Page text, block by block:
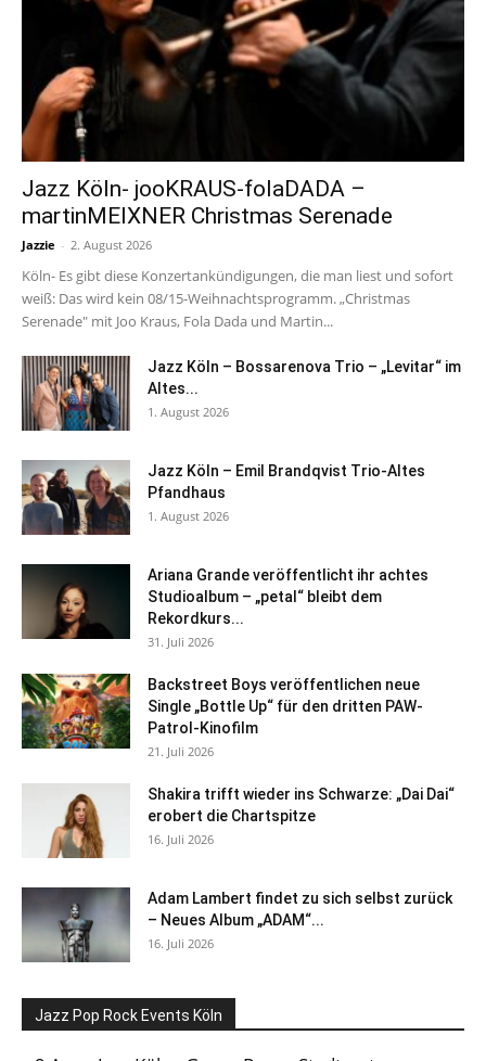
Jazz Köln- jooKRAUS-folaDADA –
martinMEIXNER Christmas Serenade
Jazzie - 2. August 2026
Köln- Es gibt diese Konzertankündigungen, die man liest und sofort
weiß: Das wird kein 08/15-Weihnachtsprogramm. „Christmas
Serenade" mit Joo Kraus, Fola Dada und Martin...
Jazz Köln – Bossarenova Trio – „Levitar“ im
Altes...
1. August 2026
Jazz Köln – Emil Brandqvist Trio-Altes
Pfandhaus
1. August 2026
Ariana Grande veröffentlicht ihr achtes
Studioalbum – „petal“ bleibt dem
Rekordkurs...
31. Juli 2026
Backstreet Boys veröffentlichen neue
Single „Bottle Up“ für den dritten PAW-
Patrol-Kinofilm
21. Juli 2026
Shakira trifft wieder ins Schwarze: „Dai Dai“
erobert die Chartspitze
16. Juli 2026
Adam Lambert findet zu sich selbst zurück
– Neues Album „ADAM“...
16. Juli 2026
Jazz Pop Rock Events Köln